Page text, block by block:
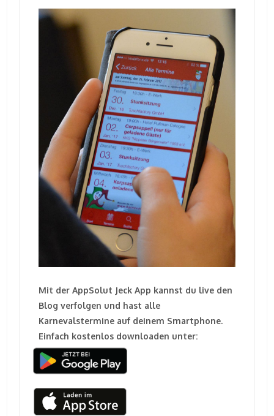
Mit der AppSolut Jeck App kannst du live den
Blog verfolgen und hast alle
Karnevalstermine auf deinem Smartphone.
Einfach kostenlos downloaden unter: